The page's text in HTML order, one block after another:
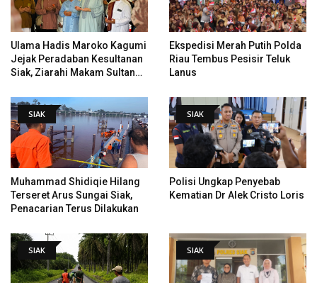
Ulama Hadis Maroko Kagumi
Jejak Peradaban Kesultanan
Siak, Ziarahi Makam Sultan
Ekspedisi Merah Putih Polda
Riau Tembus Pesisir Teluk
Lanus
SIAK
Muhammad Shidiqie Hilang
Terseret Arus Sungai Siak,
Penacarian Terus Dilakukan
SIAK
Polisi Ungkap Penyebab
Kematian Dr Alek Cristo Loris
SIAK SIAK